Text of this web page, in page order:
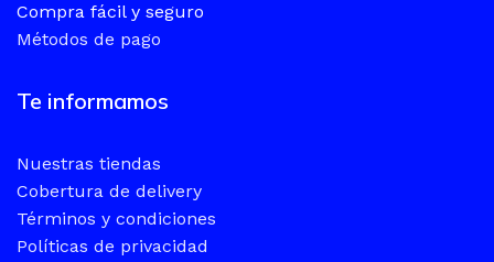
Compra fácil y seguro
Métodos de pago
Te informamos
Nuestras tiendas
Cobertura de delivery
Términos y condiciones
Políticas de privacidad